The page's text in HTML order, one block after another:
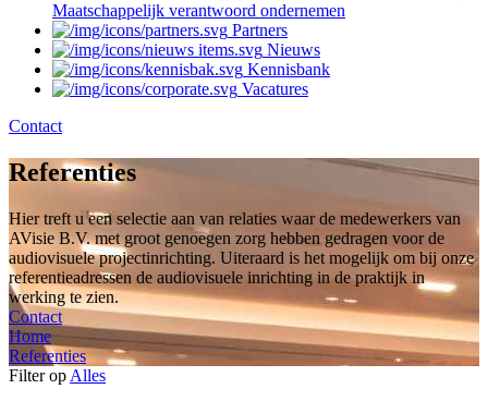
Maatschappelijk verantwoord ondernemen
Partners
Nieuws
Kennisbank
Vacatures
Contact
Referenties
Hier treft u een selectie aan van relaties waar de medewerkers van
AVisie B.V. met groot genoegen zorg hebben gedragen voor de
audiovisuele projectinrichting. Uiteraard is het mogelijk om bij onze
referentieadressen de audiovisuele inrichting in de praktijk in
werking te zien.
Contact
Home
Referenties
Filter op Alles